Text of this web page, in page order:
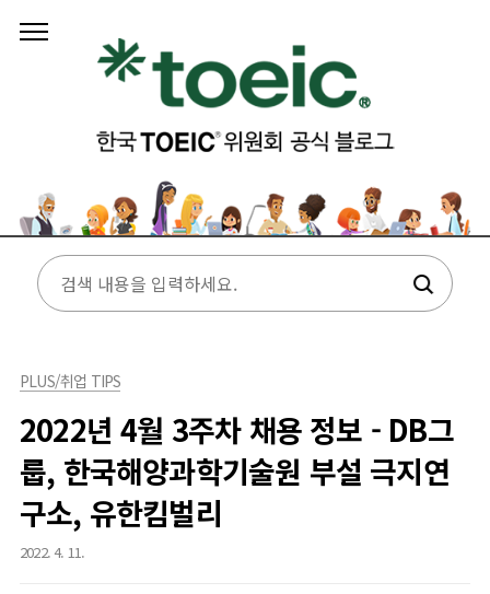
PLUS/취업 TIPS
2022년 4월 3주차 채용 정보 - DB그
룹, 한국해양과학기술원 부설 극지연
구소, 유한킴벌리
2022. 4. 11.